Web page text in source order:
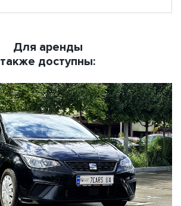
Для аренды
также доступны: